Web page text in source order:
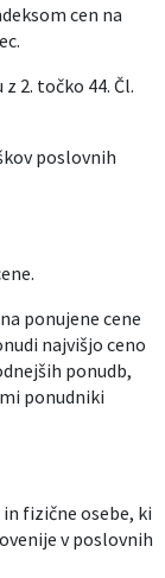
cen na
2. točko 44. Čl.
poslovnih
ponujene cene
najvišjo ceno
ponudb,
ponudniki
fizične osebe, ki
v poslovnih